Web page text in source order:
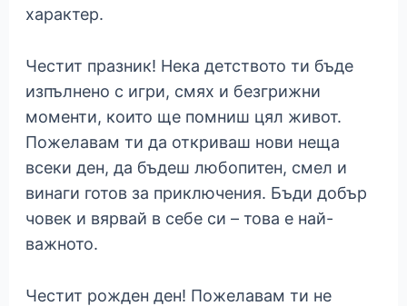
характер.
Честит празник! Нека детството ти бъде
изпълнено с игри, смях и безгрижни
моменти, които ще помниш цял живот.
Пожелавам ти да откриваш нови неща
всеки ден, да бъдеш любопитен, смел и
винаги готов за приключения. Бъди добър
човек и вярвай в себе си – това е най-
важното.
Честит рожден ден! Пожелавам ти не